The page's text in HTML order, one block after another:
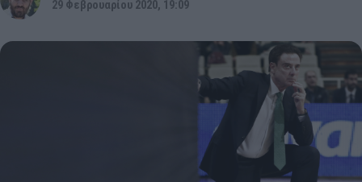
29 Φεβρουαρίου 2020, 19:09